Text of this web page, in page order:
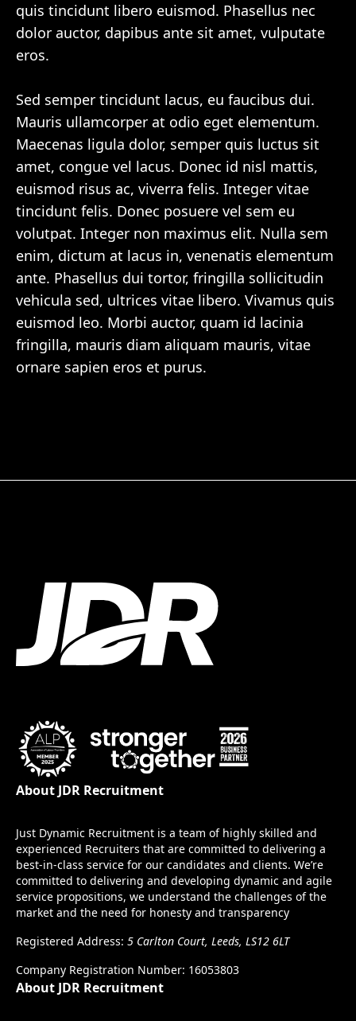
quis tincidunt libero euismod. Phasellus nec
dolor auctor, dapibus ante sit amet, vulputate
eros.
Sed semper tincidunt lacus, eu faucibus dui.
Mauris ullamcorper at odio eget elementum.
Maecenas ligula dolor, semper quis luctus sit
amet, congue vel lacus. Donec id nisl mattis,
euismod risus ac, viverra felis. Integer vitae
tincidunt felis. Donec posuere vel sem eu
volutpat. Integer non maximus elit. Nulla sem
enim, dictum at lacus in, venenatis elementum
ante. Phasellus dui tortor, fringilla sollicitudin
vehicula sed, ultrices vitae libero. Vivamus quis
euismod leo. Morbi auctor, quam id lacinia
fringilla, mauris diam aliquam mauris, vitae
ornare sapien eros et purus.
About JDR Recruitment
Just Dynamic Recruitment is a team of highly skilled and
experienced Recruiters that are committed to delivering a
best-in-class service for our candidates and clients. We’re
committed to delivering and developing dynamic and agile
service propositions, we understand the challenges of the
market and the need for honesty and transparency
Registered Address: 5 Carlton Court, Leeds, LS12 6LT
Company Registration Number: 16053803
About JDR Recruitment